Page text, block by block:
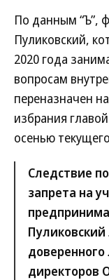
По данным “Ъ”,
Пуликовский,
2020 года
вопросам
переназначен
избрания
осенью
Следствие
запрета на
директоров